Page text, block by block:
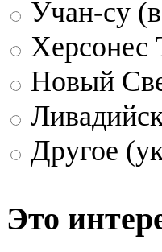
Учан-су
Херсонес
Новый
Другое
Это